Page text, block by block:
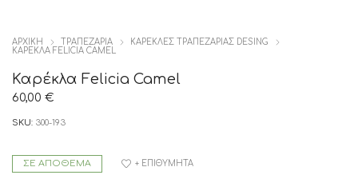
ΑΡΧΙΚΉ ΤΡΑΠΕΖΑΡΙΑ
ΚΑΡΕΚΛΕΣ ΤΡΑΠΕΖΑΡΙΑΣ DESING
ΚΑΡΈΚΛΑ FELICIA CAMEL
Καρέκλα Felicia Camel
60,00 €
SKU: 300-193
ΣΕ ΑΠΌΘΕΜΑ + ΕΠΙΘΥΜΗΤΆ